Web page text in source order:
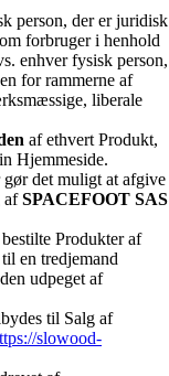
person, der er juridisk
forbruger i henhold
enhver fysisk person,
for rammerne af
liberale
af ethvert Produkt,
Hjemmeside.
gør det muligt at afgive
afSPACEFOOT SAS
Produkter af
til en tredjemand
udpeget af
til Salg af
slowood-